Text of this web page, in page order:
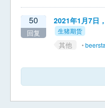
50
回复
2021年1月7日
生猪期货
其他 •